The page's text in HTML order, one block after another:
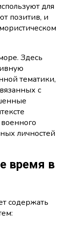
для
позитив, и
Здесь
тематики,
с
личностей
время в
содержать